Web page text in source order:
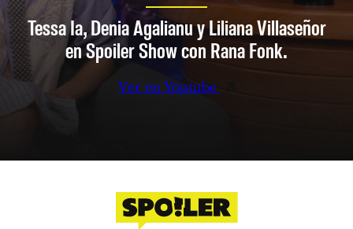
Tessa Ia, Denia Agalianu y Liliana Villaseñor
en Spoiler Show con Rana Fonk.
Ver en Youtube